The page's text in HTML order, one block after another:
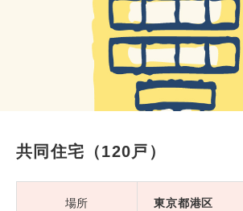
共同住宅（120戸）
場所 東京都港区